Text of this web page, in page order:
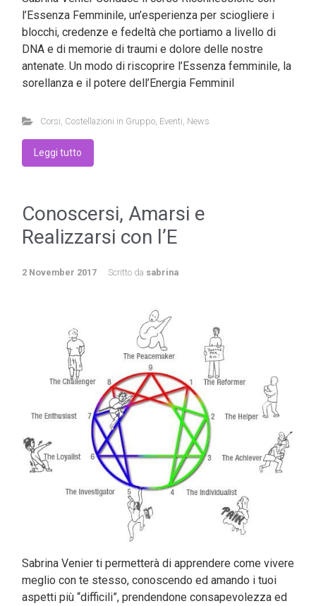
l’Essenza Femminile, un’esperienza per sciogliere i
blocchi, credenze e fedeltà che portiamo a livello di
DNA e di memorie di traumi e dolore delle nostre
antenate. Un modo di riscoprire l’Essenza femminile, la
sorellanza e il potere dell’Energia Femminil
Corsi Costellazioni in Gruppo, Eventi News
Leggi tutto
Conoscersi, Amarsi e
Realizzarsi con l’E
2 November 2017 Scritto da sabrina
Sabrina Venier ti permetterà di apprendere come vivere
meglio con te stesso, conoscendo ed amando i tuoi
aspetti più “difficili”, prendendone consapevolezza ed